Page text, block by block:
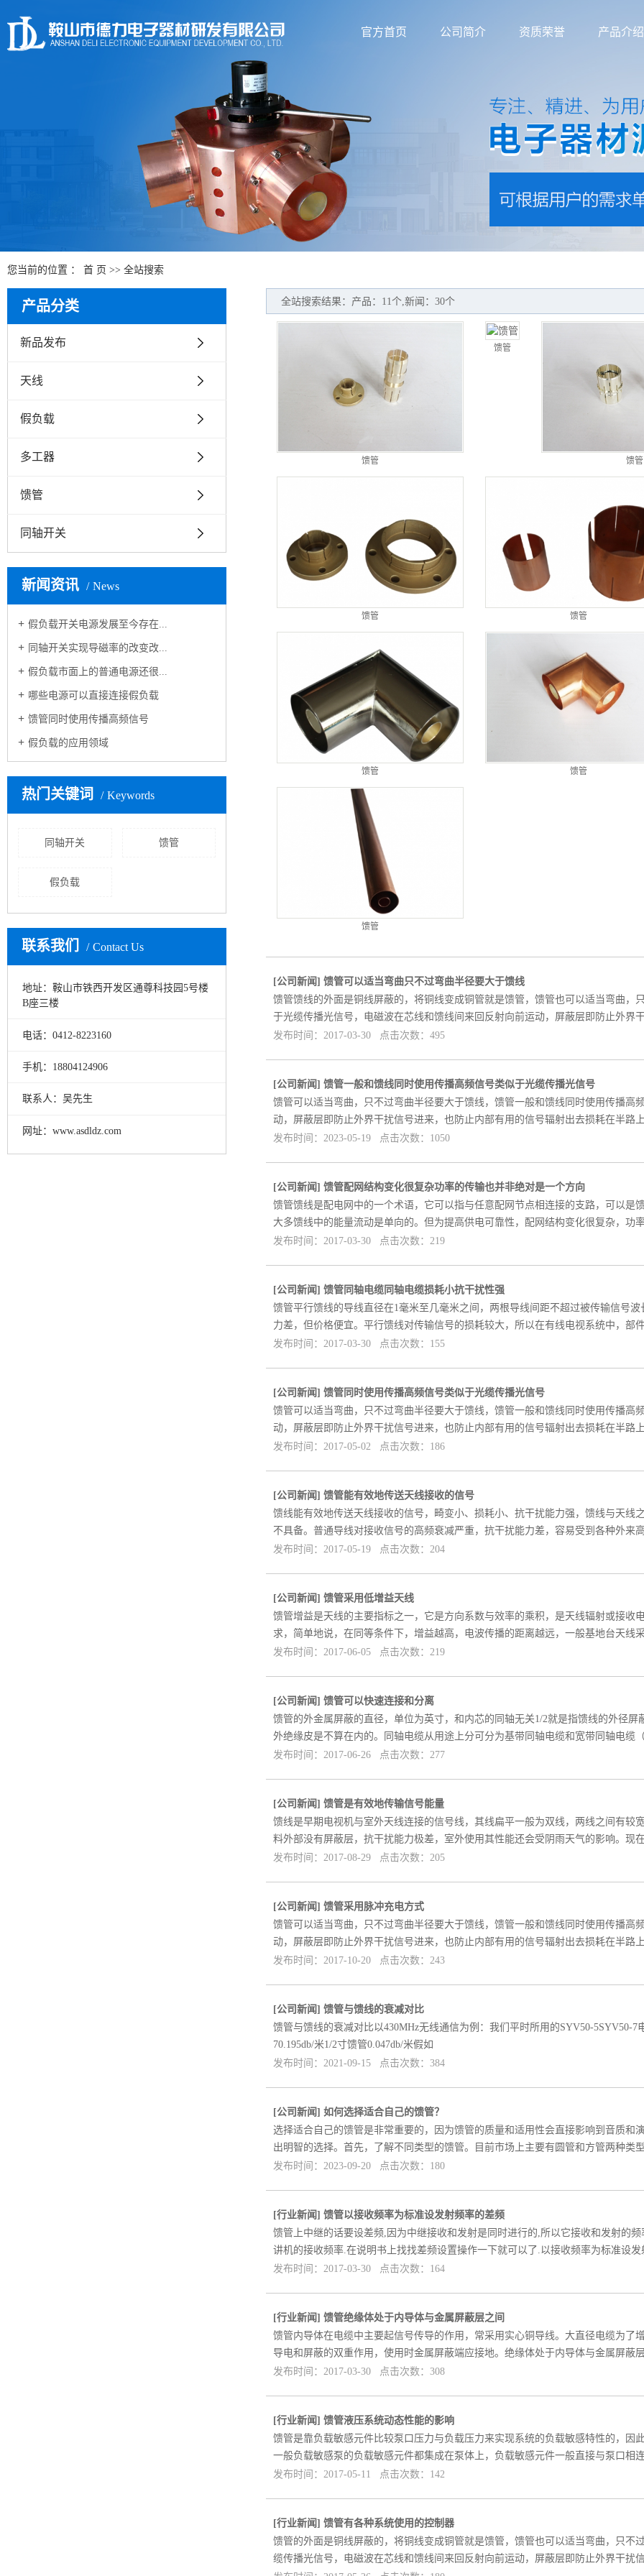
官方首页 公司简介 资质荣誉 产品介绍
您当前的位置 ： 首 页 >> 全站搜索
产品分类
新品发布
天线
假负载
多工器
馈管
同轴开关
新闻资讯 News
假负载开关电源发展至今存在...
同轴开关实现导磁率的改变改...
假负载市面上的普通电源还很...
哪些电源可以直接连接假负载
馈管同时使用传播高频信号
假负载的应用领域
热门关键词 Keywords
同轴开关 馈管
假负载
联系我们 Contact Us
地址：鞍山市铁西开发区通尊科技园5号楼
B座三楼
电话：0412-8223160
手机：18804124906
联系人：吴先生
网址：www.asdldz.com
全站搜索结果：产品：11个,新闻：30个
馈管
馈管
馈管
馈管 馈管
馈管 馈管
馈管
[公司新闻]馈管可以适当弯曲只不过弯曲半径要大于馈线
馈管馈线的外面是铜线屏蔽的，将铜线变成铜管就是馈管，馈管也可以适当弯曲
于光缆传播光信号，电磁波在芯线和馈线间来回反射向前运动，屏蔽层即防止外界
发布时间：2017-03-30 点击次数：495
[公司新闻]馈管一般和馈线同时使用传播高频信号类似于光缆传播光信号
馈管可以适当弯曲，只不过弯曲半径要大于馈线，馈管一般和馈线同时使用传播
动，屏蔽层即防止外界干扰信号进来，也防止内部有用的信号辐射出去损耗在半路
发布时间：2023-05-19 点击次数：1050
[公司新闻]馈管配网结构变化很复杂功率的传输也并非绝对是一个方向
馈管馈线是配电网中的一个术语，它可以指与任意配网节点相连接的支路，可以
大多馈线中的能量流动是单向的。但为提高供电可靠性，配网结构变化很复杂，功
发布时间：2017-03-30 点击次数：219
[公司新闻]馈管同轴电缆同轴电缆损耗小抗干扰性强
馈管平行馈线的导线直径在1毫米至几毫米之间，两根导线间距不超过被传输信号
力差，但价格便宜。平行馈线对传输信号的损耗较大，所以在有线电视系统中，部
发布时间：2017-03-30 点击次数：155
[公司新闻]馈管同时使用传播高频信号类似于光缆传播光信号
馈管可以适当弯曲，只不过弯曲半径要大于馈线，馈管一般和馈线同时使用传播
动，屏蔽层即防止外界干扰信号进来，也防止内部有用的信号辐射出去损耗在半路
发布时间：2017-05-02 点击次数：186
[公司新闻]馈管能有效地传送天线接收的信号
馈线能有效地传送天线接收的信号，畸变小、损耗小、抗干扰能力强，馈线与天
不具备。普通导线对接收信号的高频衰减严重，抗干扰能力差，容易受到各种外来
发布时间：2017-05-19 点击次数：204
[公司新闻]馈管采用低增益天线
馈管增益是天线的主要指标之一，它是方向系数与效率的乘积，是天线辐射或接
求，简单地说，在同等条件下，增益越高，电波传播的距离越远，一般基地台天线
发布时间：2017-06-05 点击次数：219
[公司新闻]馈管可以快速连接和分离
馈管的外金属屏蔽的直径，单位为英寸，和内芯的同轴无关1/2就是指馈线的外径
外绝缘皮是不算在内的。同轴电缆从用途上分可分为基带同轴电缆和宽带同轴电缆
发布时间：2017-06-26 点击次数：277
[公司新闻]馈管是有效地传输信号能量
馈线是早期电视机与室外天线连接的信号线，其线扁平一般为双线，两线之间有
料外部没有屏蔽层，抗干扰能力极差，室外使用其性能还会受阴雨天气的影响。现
发布时间：2017-08-29 点击次数：205
[公司新闻]馈管采用脉冲充电方式
馈管可以适当弯曲，只不过弯曲半径要大于馈线，馈管一般和馈线同时使用传播
动，屏蔽层即防止外界干扰信号进来，也防止内部有用的信号辐射出去损耗在半路
发布时间：2017-10-20 点击次数：243
[公司新闻]馈管与馈线的衰减对比
馈管与馈线的衰减对比以430MHz无线通信为例：我们平时所用的SYV50-5SYV50-
70.195db/米1/2寸馈管0.047db/米假如
发布时间：2021-09-15 点击次数：384
[公司新闻]如何选择适合自己的馈管？
选择适合自己的馈管是非常重要的，因为馈管的质量和适用性会直接影响到音质
出明智的选择。首先，了解不同类型的馈管。目前市场上主要有圆管和方管两种类
发布时间：2023-09-20 点击次数：180
[行业新闻]馈管以接收频率为标准设发射频率的差频
馈管上中继的话要设差频,因为中继接收和发射是同时进行的,所以它接收和发射的
讲机的接收频率.在说明书上找找差频设置操作一下就可以了.以接收频率为标准设
发布时间：2017-03-30 点击次数：164
[行业新闻]馈管绝缘体处于内导体与金属屏蔽层之间
馈管内导体在电缆中主要起信号传导的作用，常采用实心铜导线。大直径电缆为
导电和屏蔽的双重作用，使用时金属屏蔽端应接地。绝缘体处于内导体与金属屏蔽
发布时间：2017-03-30 点击次数：308
[行业新闻]馈管液压系统动态性能的影响
馈管是靠负载敏感元件比较泵口压力与负载压力来实现系统的负载敏感特性的，
一般负载敏感泵的负载敏感元件都集成在泵体上，负载敏感元件一般直接与泵口相
发布时间：2017-05-11 点击次数：142
[行业新闻]馈管有各种系统使用的控制器
馈管的外面是铜线屏蔽的，将铜线变成铜管就是馈管，馈管也可以适当弯曲，只
缆传播光信号，电磁波在芯线和馈线间来回反射向前运动，屏蔽层即防止外界干扰